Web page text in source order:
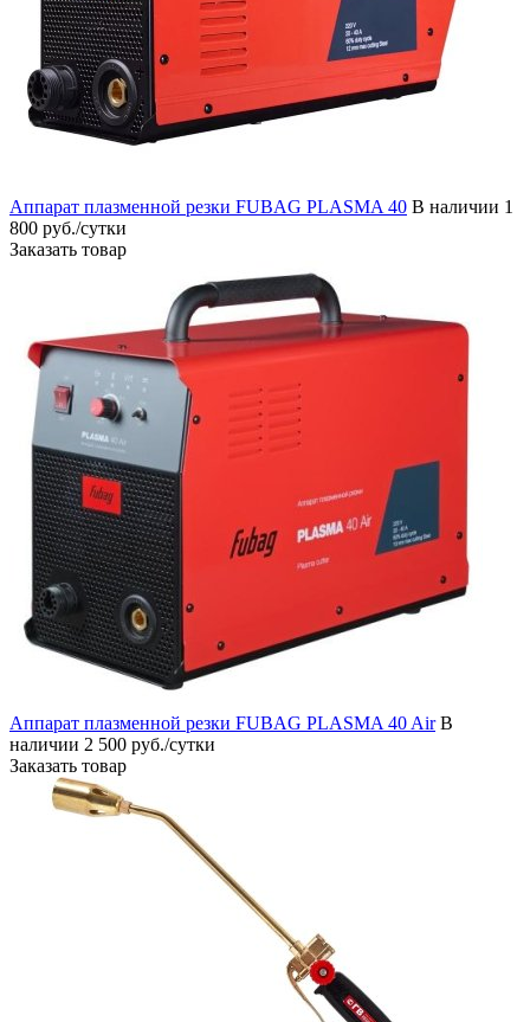
Аппарат плазменной резки FUBAG PLASMA 40 В наличии 1
800 руб./сутки
Заказать товар
Аппарат плазменной резки FUBAG PLASMA 40 Air В
наличии 2 500 руб./сутки
Заказать товар